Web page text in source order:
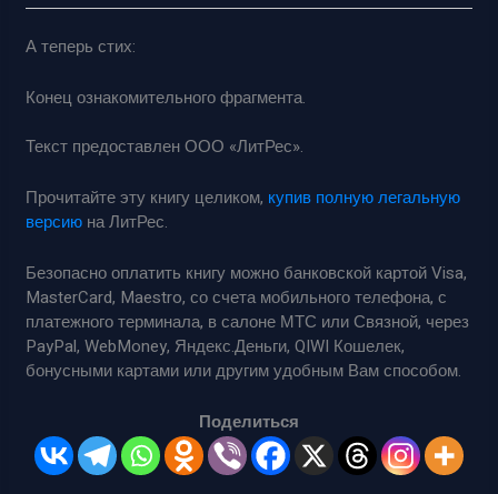
А теперь стих:
Конец ознакомительного фрагмента.
Текст предоставлен ООО «ЛитРес».
Прочитайте эту книгу целиком, купив полную легальную
версию на ЛитРес.
Безопасно оплатить книгу можно банковской картой Visa,
MasterCard, Maestro, со счета мобильного телефона, с
платежного терминала, в салоне МТС или Связной, через
PayPal, WebMoney, Яндекс.Деньги, QIWI Кошелек,
бонусными картами или другим удобным Вам способом.
Поделиться